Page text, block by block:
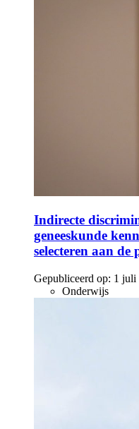
Indirecte
geneeskunde
selecteren aan de
Gepubliceerd op: 1 juli
Onderwijs